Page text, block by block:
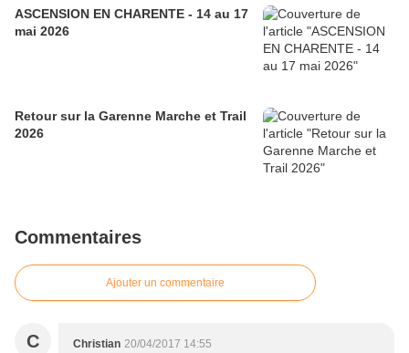
ASCENSION EN CHARENTE - 14 au 17
mai 2026
Retour sur la Garenne Marche et Trail
2026
Commentaires
Ajouter un commentaire
C Christian 20/04/2017 14:55